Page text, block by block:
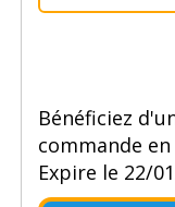
Bénéficiez
commande
Expire le 22/